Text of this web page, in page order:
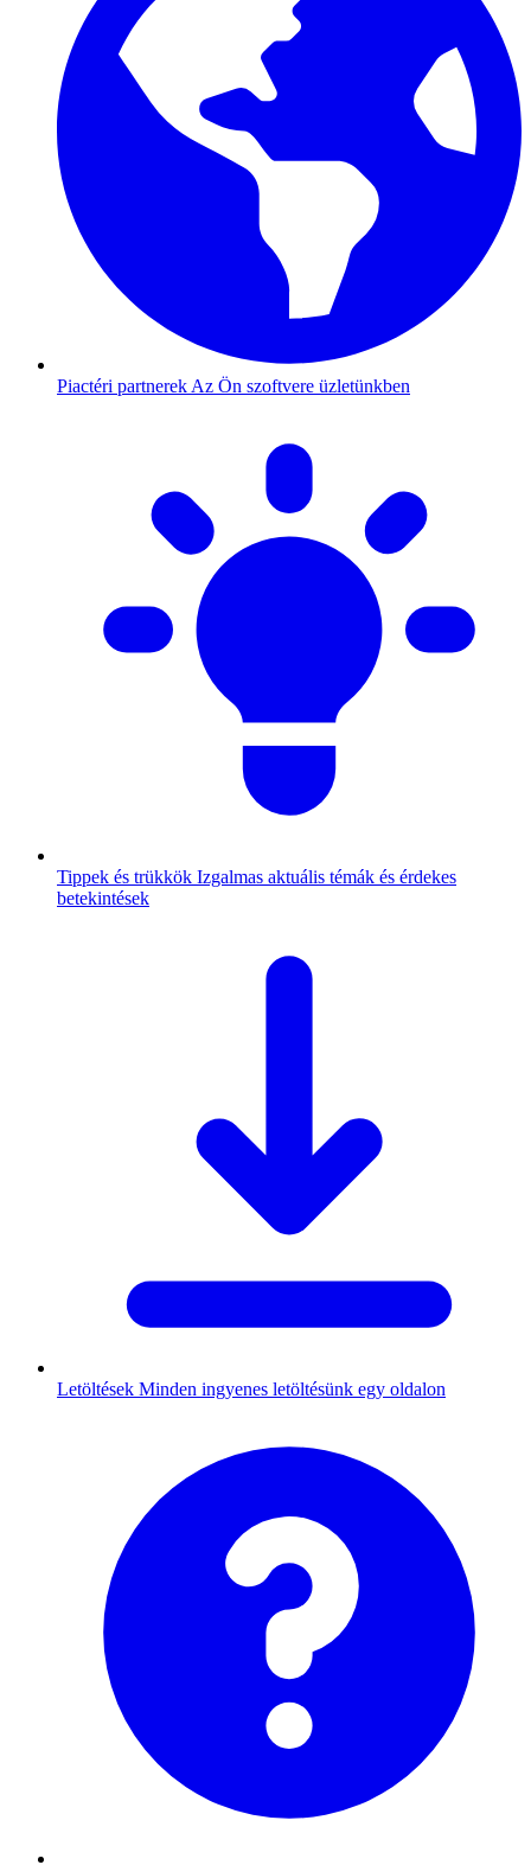
Piactéri partnerek Az Ön szoftvere üzletünkben
Tippek és trükkök Izgalmas aktuális témák és érdekes
betekintések
Letöltések Minden ingyenes letöltésünk egy oldalon